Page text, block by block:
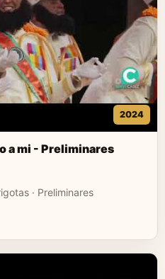
2024
a mi - Preliminares
· Preliminares